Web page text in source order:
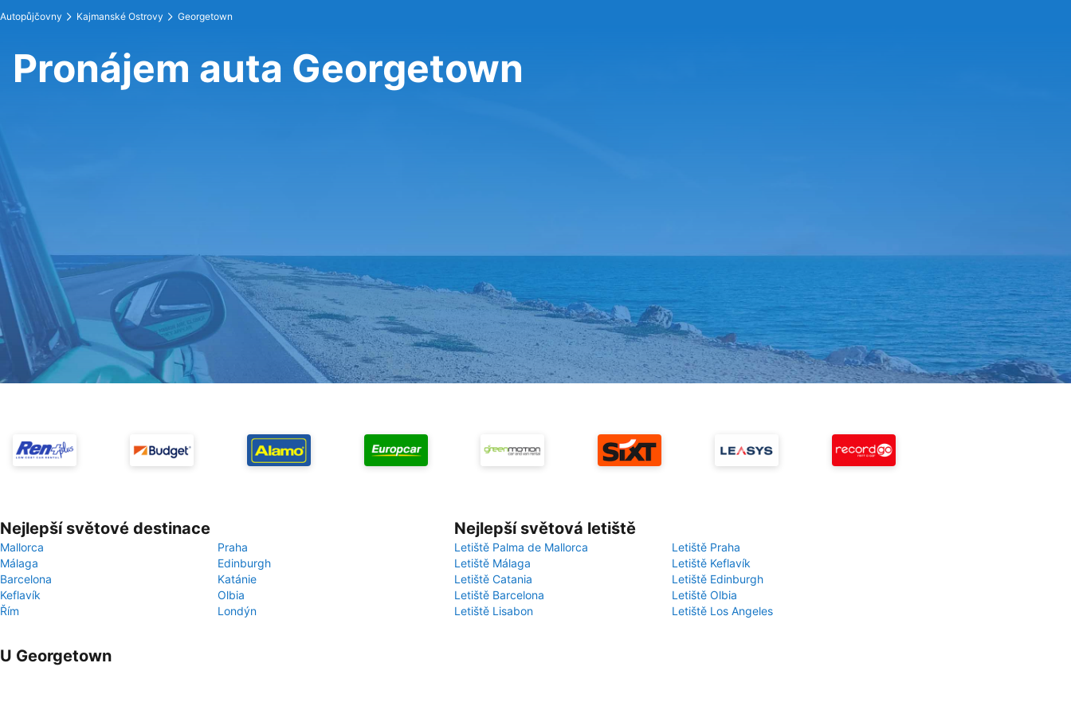
Autopůjčovny Kajmanské Ostrovy Georgetown
Pronájem auta Georgetown
Nejlepší světové destinace
Mallorca
Praha
Málaga
Edinburgh
Barcelona
Katánie
Keflavík
Olbia
Řím
Londýn
Nejlepší světová letiště
Letiště Palma de Mallorca
Letiště Praha
Letiště Málaga
Letiště Keflavík
Letiště Catania
Letiště Edinburgh
Letiště Barcelona
Letiště Olbia
Letiště Lisabon
Letiště Los Angeles
U Georgetown